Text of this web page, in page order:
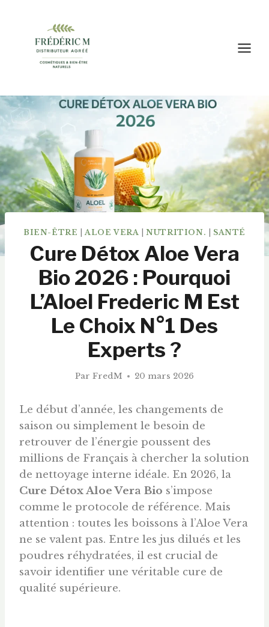
contenu
BIEN-ÊTRE ALOE VERA |NUTRITION. SANTÉ
Cure Détox Aloe Vera
Bio 2026 : Pourquoi
L’Aloel Frederic M Est
Le Choix N°1 Des
Experts ?
Par FredM 20 mars 2026
Le début d’année, les changements de
saison ou simplement le besoin de
retrouver de l’énergie poussent des
millions de Français à chercher la solution
de nettoyage interne idéale. En 2026, la
Cure Détox Aloe Vera Bio s’impose
comme le protocole de référence. Mais
attention : toutes les boissons à l’Aloe Vera
ne se valent pas. Entre les jus dilués et les
poudres réhydratées, il est crucial de
savoir identifier une véritable cure de
qualité supérieure.